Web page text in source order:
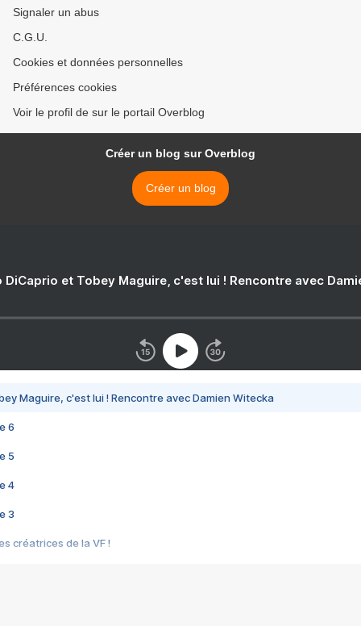
Signaler un abus
C.G.U.
Cookies et données personnelles
Préférences cookies
Voir le profil de sur le portail Overblog
Créer un blog sur Overblog
Créer un blog
DiCaprio et Tobey Maguire, c'est lui ! Rencontre avec
Maguire, c'est lui ! Rencontre avec Damien Witecka
6
5
4
3
créatrices de la VF !